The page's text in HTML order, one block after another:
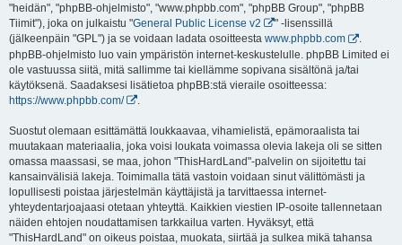
"heidän", "phpBB-ohjelmisto", "www.phpbb.com", "phpBB Group", "phpBB
Tiimit"), joka on julkaistu "General Public License v2
" -lisenssillä
(jälkeenpäin "GPL") ja se voidaan ladata osoitteesta www.phpbb.com
.
phpBB-ohjelmisto luo vain ympäristön internet-keskustelulle. phpBB Limited ei
ole vastuussa siitä, mitä sallimme tai kiellämme sopivana sisältönä ja/tai
käytöksenä. Saadaksesi lisätietoa phpBB:stä vieraile osoitteessa:
https://www.phpbb.com/
Suostut olemaan esittämättä loukkaavaa, vihamielistä, epämoraalista tai
muutakaan materiaalia, joka voisi loukata voimassa olevia lakeja oli se sitten
omassa maassasi, se maa, johon "ThisHardLand"-palvelin on sijoitettu tai
kansainvälisiä lakeja. Toimimalla tätä vastoin voidaan sinut välittömästi ja
lopullisesti poistaa järjestelmän käyttäjistä ja tarvittaessa internet-
yhteydentarjoajaasi otetaan yhteyttä. Kaikkien viestien IP-osoite tallennetaan
näiden ehtojen noudattamisen tarkkailua varten. Hyväksyt, että
"ThisHardLand" on oikeus poistaa, muokata, siirtää ja sulkea mikä tahansa